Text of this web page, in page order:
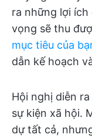
ra những lợi
vọng sẽ thu
mục tiêu của
dẫn kế hoạch
Hội nghị diễn
sự kiện xã hội.
dự tất cả,